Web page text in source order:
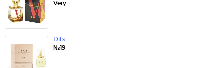
Very
Dilis
№19